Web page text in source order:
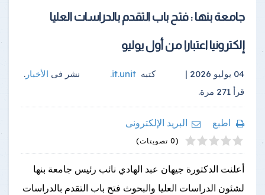
جامعة بنها : فتح باب التقدم بالدراسات العليا
إلكترونيا اعتبارا من أول يوليو
04 يوليو 2026 | كتبهit.unit
. نشر فى الأخبار .
قرأ 271 مرة.
اطبع
البريد الإلكترونى
1
2
3
4
5 (0 تصويتات)
أعلنت الدكتورة جيهان عبد الهادي نائب رئيس جامعة بنها
لشئون الدراسات العليا والبحوث فتح باب التقدم بالدراسات